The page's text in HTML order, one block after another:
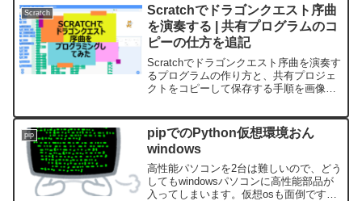
Scratch
Scratchでドラゴンクエスト序曲
を演奏する | 共有プログラムのコ
ピーの仕方を追記
Scratchでドラゴンクエスト序曲を演奏す
るプログラムの作り方と、共有プロジェ
クトをコピーして保存する手順を画像付
公開。
pip
pipでのPython仮想環境おん
windows
高性能パソコンを2台は難しいので、どう
してもwindowsパソコンに高性能部品が
入ってしまいます。仮想osも面倒です